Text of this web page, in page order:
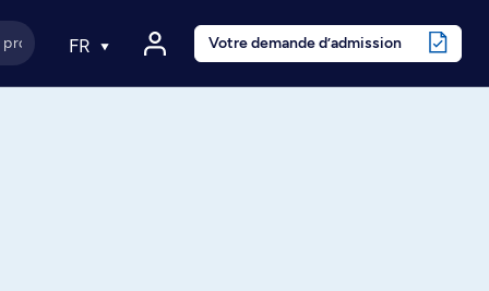
FR Votre demande d’admission